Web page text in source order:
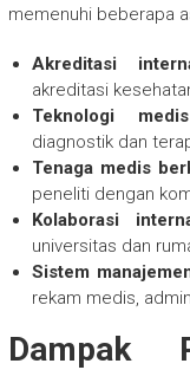
memenuhi beberapa
Akreditasi
akreditasi
Teknologi
diagnostik dan
Tenaga medis
peneliti dengan
Kolaborasi
universitas dan
Sistem
rekam medis,
Dampak